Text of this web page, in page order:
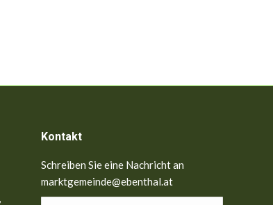
Kontakt
Schreiben Sie eine Nachricht an
marktgemeinde@ebenthal.at